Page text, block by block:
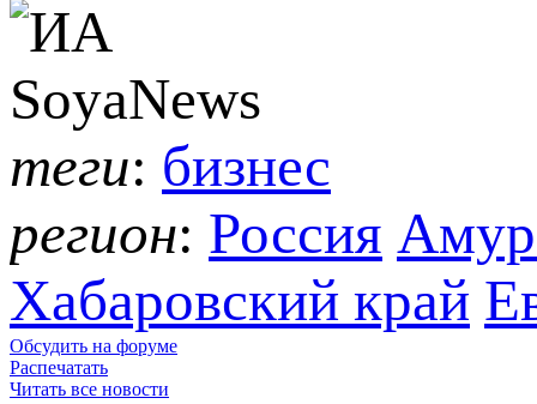
теги: бизнес
регион: Россия
Хабаровский край
Обсудить на форуме
Распечатать
Читать все новости